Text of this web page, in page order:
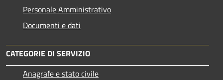
Personale Amministrativo
Documenti e dati
CATEGORIE DI SERVIZIO
Anagrafe e stato civile